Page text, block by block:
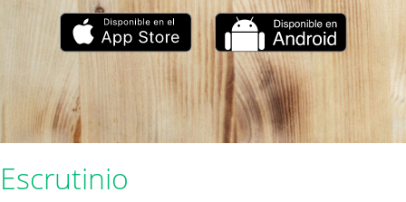
Escrutinio